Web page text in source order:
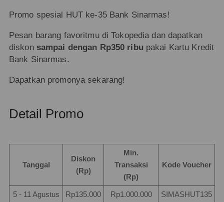
Promo spesial HUT ke-35 Bank Sinarmas!
Pesan barang favoritmu di Tokopedia dan dapatkan
diskon sampai dengan Rp350 ribupakai Kartu Kredit
Bank Sinarmas.
Dapatkan promonya sekarang!
Detail Promo
Tanggal
Diskon
(Rp)
Min.
Transaksi
(Rp)
Kode Voucher
5 - 11 Agustus Rp135.000 Rp1.000.000 SIMASHUT135